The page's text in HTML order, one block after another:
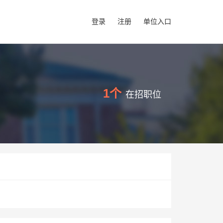
登录 注册 单位入口
1个 在招职位